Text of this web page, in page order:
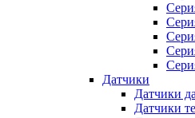
Датчики
Датчики
Датчики